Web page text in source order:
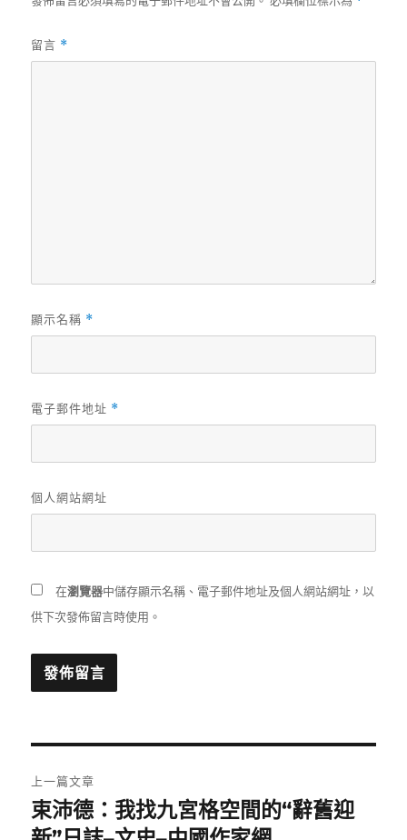
留言 *
顯示名稱 *
電子郵件地址 *
個人網站網址
在瀏覽器中儲存顯示名稱、電子郵件地址及個人網站網址，以
供下次發佈留言時使用。
章
上一篇文章
上
一
束沛德：我找九宮格空間的“辭舊迎